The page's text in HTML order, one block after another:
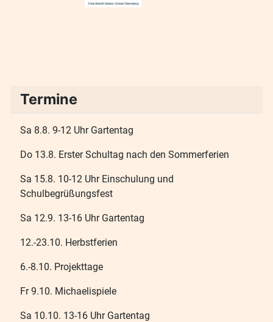
Termine
Sa 8.8. 9-12 Uhr Gartentag
Do 13.8. Erster Schultag nach den Sommerferien
Sa 15.8. 10-12 Uhr Einschulung und
Schulbegrüßungsfest
Sa 12.9. 13-16 Uhr Gartentag
12.-23.10. Herbstferien
6.-8.10. Projekttage
Fr 9.10. Michaelispiele
Sa 10.10. 13-16 Uhr Gartentag